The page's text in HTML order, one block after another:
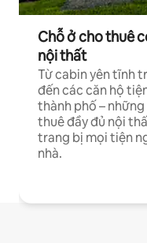
Chỗ ở cho thuê
nội thất
Từ cabin yên tĩnh
đến các căn hộ
thành phố –
thuê đầy đủ nội
trang bị mọi tiện
nhà.